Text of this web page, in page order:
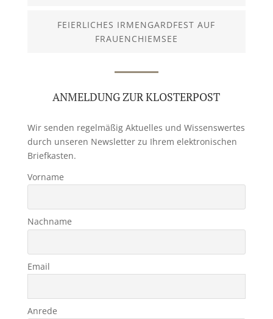
FEIERLICHES IRMENGARDFEST AUF
FRAUENCHIEMSEE
ANMELDUNG ZUR KLOSTERPOST
Wir senden regelmäßig Aktuelles und Wissenswertes
durch unseren Newsletter zu Ihrem elektronischen
Briefkasten.
Vorname
Nachname
Email
Anrede